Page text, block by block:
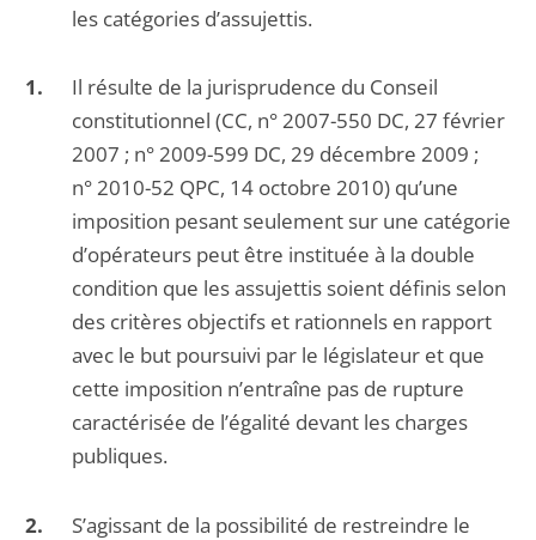
les catégories d’assujettis.
Il résulte de la jurisprudence du Conseil
constitutionnel (CC, n° 2007-550 DC, 27 février
2007 ; n° 2009-599 DC, 29 décembre 2009 ;
n° 2010-52 QPC, 14 octobre 2010) qu’une
imposition pesant seulement sur une catégorie
d’opérateurs peut être instituée à la double
condition que les assujettis soient définis selon
des critères objectifs et rationnels en rapport
avec le but poursuivi par le législateur et que
cette imposition n’entraîne pas de rupture
caractérisée de l’égalité devant les charges
publiques.
S’agissant de la possibilité de restreindre le